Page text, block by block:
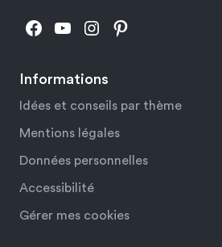
Informations
Idées et conseils par thème
Mentions légales
Données personnelles
Accessibilité
Gérer mes cookies
Facebook
YouTube
Instagram
Pinterest